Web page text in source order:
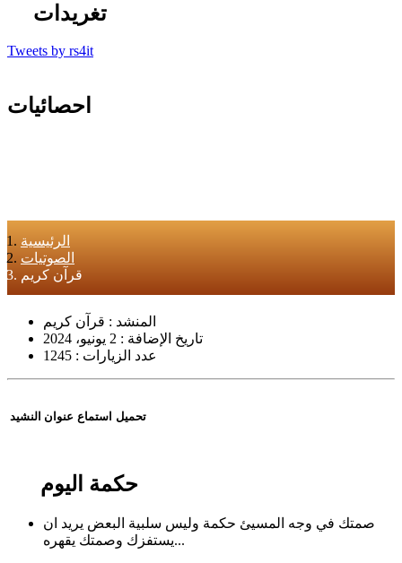
تغريدات
Tweets by rs4it
احصائيات
الرئيسية
الصوتيات
قرآن كريم
المنشد : قرآن كريم
تاريخ الإضافة :
عدد الزيارات :
عنوان النشيد استماع تحميل
حكمة اليوم
صمتك في وجه المسيئ حكمة وليس سلبية البعض يريد ان
يستفزك وصمتك يقهره...